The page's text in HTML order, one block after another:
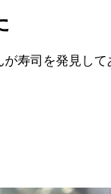
寿司を発見して